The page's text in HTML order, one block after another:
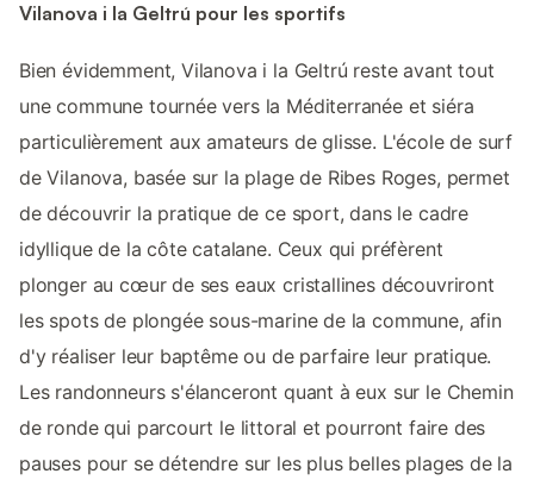
Vilanova i la Geltrú pour les sportifs
Bien évidemment, Vilanova i la Geltrú reste avant tout
une commune tournée vers la Méditerranée et siéra
particulièrement aux amateurs de glisse. L'école de surf
de Vilanova, basée sur la plage de Ribes Roges, permet
de découvrir la pratique de ce sport, dans le cadre
idyllique de la côte catalane. Ceux qui préfèrent
plonger au cœur de ses eaux cristallines découvriront
les spots de plongée sous-marine de la commune, afin
d'y réaliser leur baptême ou de parfaire leur pratique.
Les randonneurs s'élanceront quant à eux sur le Chemin
de ronde qui parcourt le littoral et pourront faire des
pauses pour se détendre sur les plus belles plages de la